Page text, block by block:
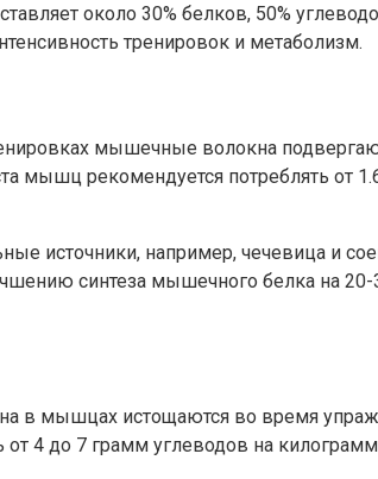
около 30% белков, 50%
тренировок и метаболизм.
мышечные волокна
мышц рекомендуется потреблять от
источники, например, чечевица и
синтеза мышечного белка на 20-
в мышцах истощаются во время
от 4 до 7 грамм углеводов на